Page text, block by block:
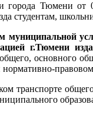
города Тюмени от
студентам,
муниципальной
г.Тюмени
основного
транспорте